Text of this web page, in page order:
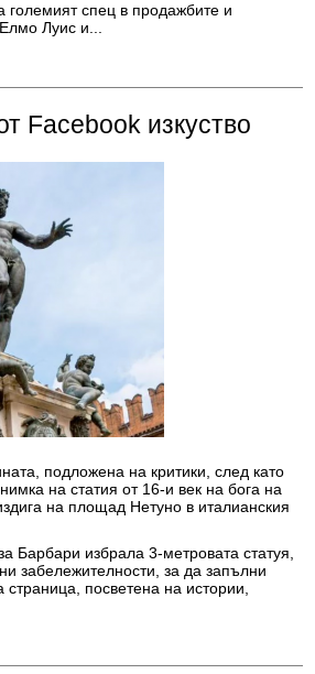
големият спец в продажбите и
Луис и...
Facebook изкуство
подложена на критики, след като
на статия от 16-и век на бога на
на площад Нетуно в италианския
Барбари избрала 3-метровата статуя,
забележителности, за да запълни
посветена на истории,